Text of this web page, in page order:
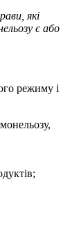
які
є або
режиму і